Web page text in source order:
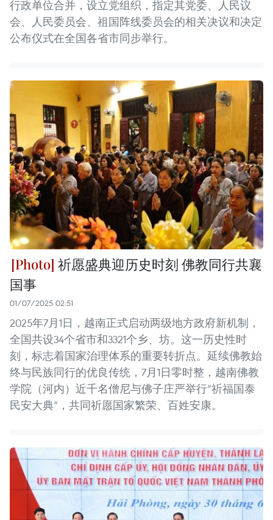
行政单位合并，设立党组织，指定其党委、人民议
会、人民委员会、祖国阵线委员会的相关决议和决定
公布仪式在全国各省市同步举行。
祈愿盛典迎历史时刻 佛教同行共襄
国事
01/07/2025 02:51
2025年7月1日，越南正式启动两级地方政府新机制，
全国共设34个省市和3321个乡、坊。这一历史性时
刻，标志着国家治理体系的重要转折点。延续佛教始
终与民族同行的优良传统，7月1日零时整，越南佛教
学院（河内）近千名僧尼与佛子庄严举行“祈福国泰
民安大典”，共同祈愿国家繁荣、百姓安康。